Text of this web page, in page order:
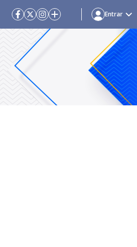
Entrar